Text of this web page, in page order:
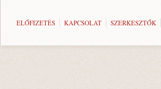
ELŐFIZETÉS KAPCSOLAT SZERKESZTŐK